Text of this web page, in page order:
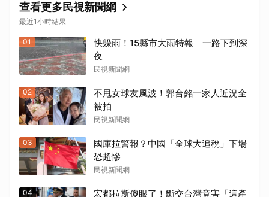
查看更多民視新聞網
最近1小時結果
01
快躲雨！15縣市大雨特報 一路下到深
夜
民視新聞網
02
不甩女球友風波！郭台銘一家人近況全
被拍
民視新聞網
03
國庫拉警報？中國「全球大追稅」下場
恐超慘
民視新聞網
04 宏都拉斯傻眼了！斷交台灣竟害「這產